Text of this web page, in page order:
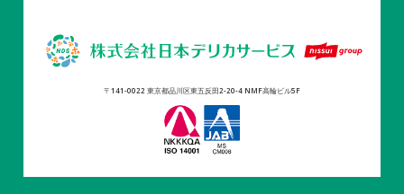
〒141-0022 東京都品川区東五反田2-20-4 NMF高輪ビル5F